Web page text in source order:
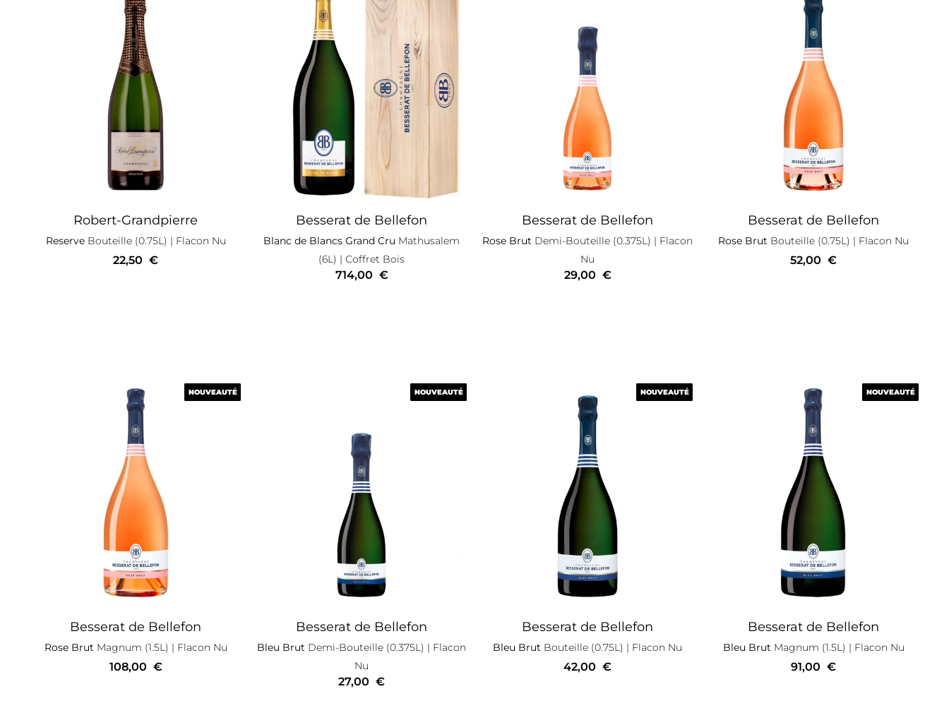
Robert-Grandpierre
ReserveBouteille (0.75L) | Flacon Nu
22,50 €
Besserat de Bellefon
Blanc de Blancs Grand Cru Mathusalem
(6L) | Coffret Bois
714,00 €
Besserat de Bellefon
Rose Brut Demi-Bouteille (0.375L) | Flacon
Nu
29,00 €
Besserat de Bellefon
Rose Brut Bouteille (0.75L) | Flacon Nu
52,00 €
NOUVEAUTÉ
Besserat de Bellefon
Rose Brut Magnum (1.5L) | Flacon Nu
NOUVEAUTÉ
108,00 €
NOUVEAUTÉ
Besserat de Bellefon
Bleu Brut Demi-Bouteille (0.375L) | Flacon
Nu
NOUVEAUTÉ
27,00 €
NOUVEAUTÉ
Besserat de Bellefon
Bleu Brut Bouteille (0.75L) | Flacon Nu
NOUVEAUTÉ
42,00 €
NOUVEAUTÉ
Besserat de Bellefon
Bleu Brut Magnum (1.5L) | Flacon Nu
NOUVEAUTÉ
91,00 €